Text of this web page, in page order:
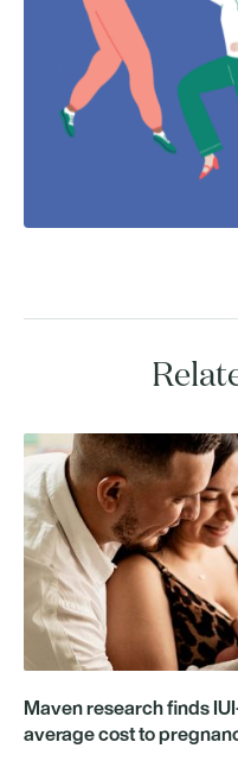
Maven research finds
average cost to